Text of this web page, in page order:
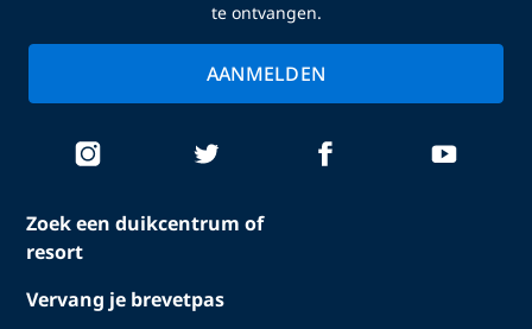
Zoek een duikcentrum of
resort
Vervang je brevetpas
te ontvangen.
AANMELDEN